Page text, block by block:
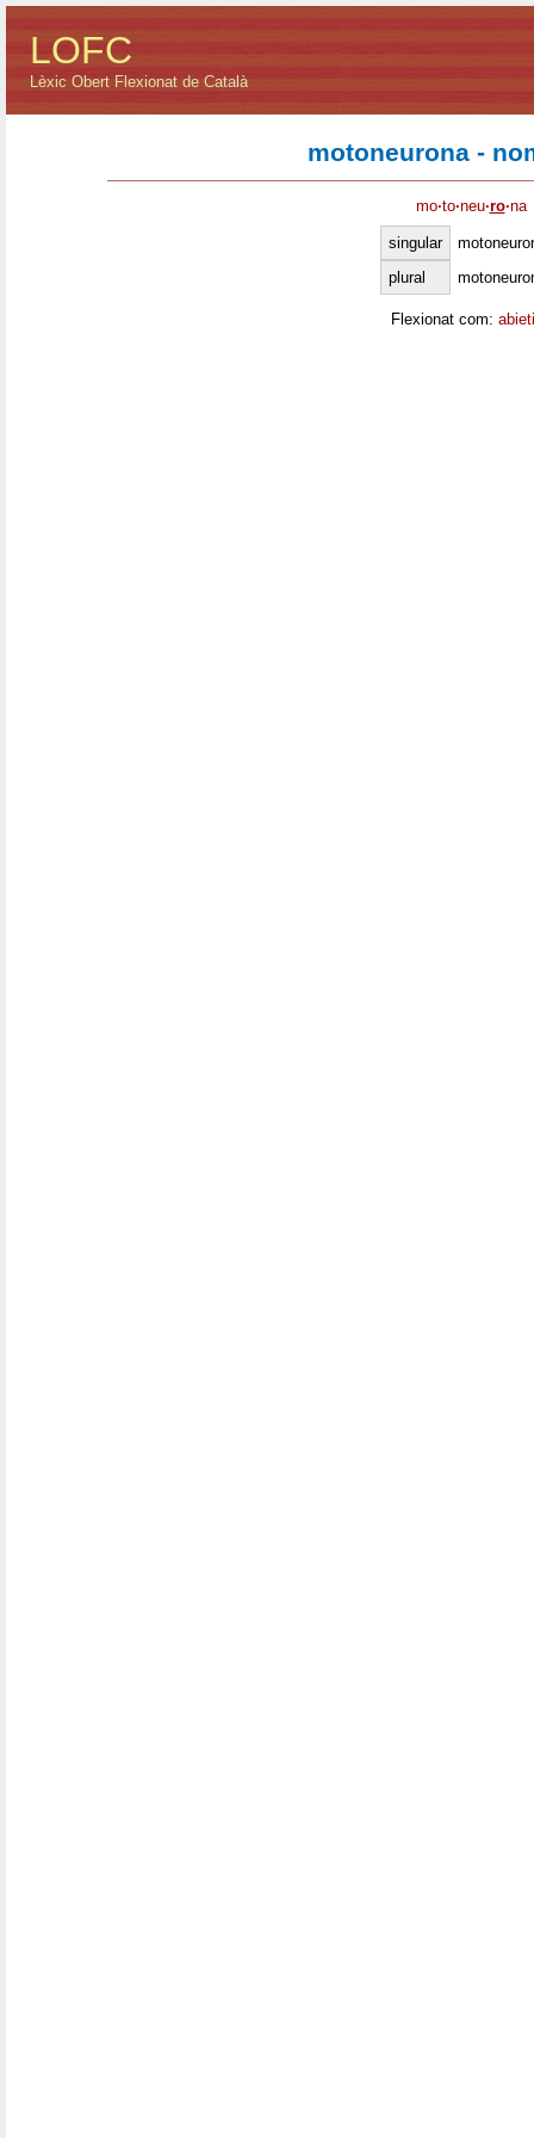
LOFC
Lèxic Obert Flexionat de Català
motoneurona -
mo·to·neu·ro·na
singular
plural
Flexionat com: